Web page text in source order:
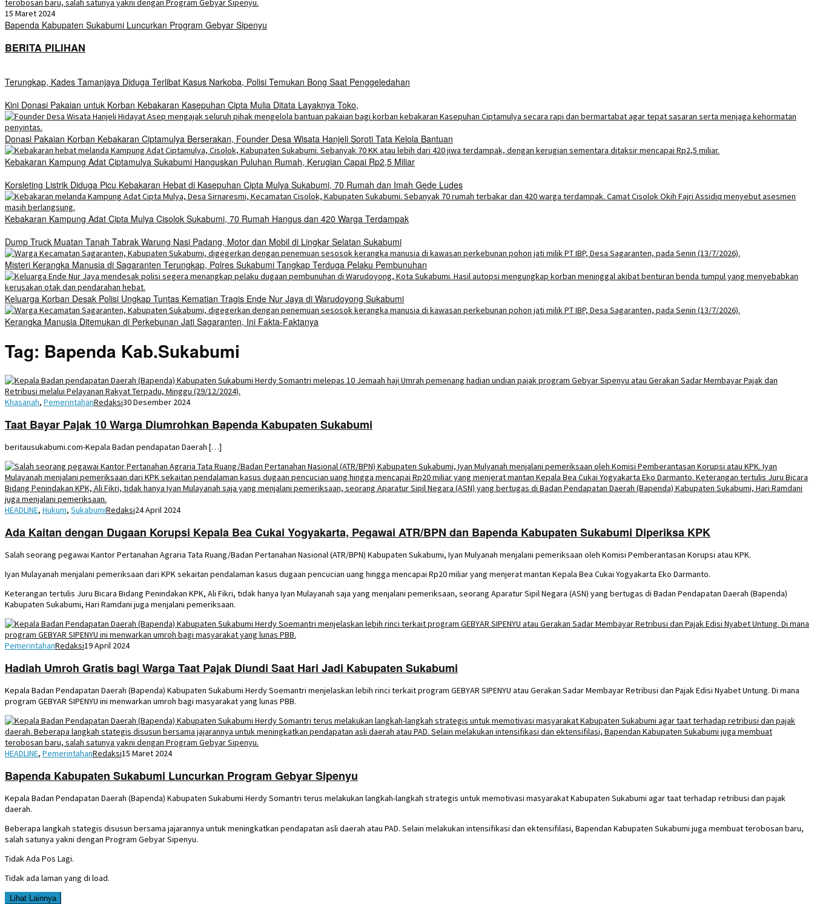
15 Maret 2024
Bapenda Kabupaten Sukabumi Luncurkan Program Gebyar Sipenyu
BERITA PILIHAN
Terungkap, Kades Tamanjaya Diduga Terlibat Kasus Narkoba, Polisi Temukan Bong Saat Penggeledahan
Kini Donasi Pakaian untuk Korban Kebakaran Kasepuhan Cipta Mulia Ditata Layaknya Toko,
Donasi Pakaian Korban Kebakaran Ciptamulya Berserakan, Founder Desa Wisata Hanjeli Soroti Tata Kelola Bantuan
Kebakaran Kampung Adat Ciptamulya Sukabumi Hanguskan Puluhan Rumah, Kerugian Capai Rp2,5 Miliar
Korsleting Listrik Diduga Picu Kebakaran Hebat di Kasepuhan Cipta Mulya Sukabumi, 70 Rumah dan Imah Gede Ludes
Kebakaran Kampung Adat Cipta Mulya Cisolok Sukabumi, 70 Rumah Hangus dan 420 Warga Terdampak
Dump Truck Muatan Tanah Tabrak Warung Nasi Padang, Motor dan Mobil di Lingkar Selatan Sukabumi
Misteri Kerangka Manusia di Sagaranten Terungkap, Polres Sukabumi Tangkap Terduga Pelaku Pembunuhan
Keluarga Korban Desak Polisi Ungkap Tuntas Kematian Tragis Ende Nur Jaya di Warudoyong Sukabumi
Kerangka Manusia Ditemukan di Perkebunan Jati Sagaranten, Ini Fakta-Faktanya
Tag: Bapenda Kab.Sukabumi
Khasanah, PemerintahanRedaksi30 Desember 2024
Taat Bayar Pajak 10 Warga Diumrohkan Bapenda Kabupaten Sukabumi
beritausukabumi.com-Kepala Badan pendapatan Daerah […]
HEADLINE, Hukum, SukabumiRedaksi24 April 2024
Ada Kaitan dengan Dugaan Korupsi Kepala Bea Cukai Yogyakarta, Pegawai ATR/BPN dan Bapenda Kabupaten Sukabumi Diperiksa KPK
Salah seorang pegawai Kantor Pertanahan Agraria Tata Ruang/Badan Pertanahan Nasional (ATR/BPN) Kabupaten Sukabumi, Iyan Mulyanah menjalani pemeriksaan oleh Komisi Pemberantasan Korupsi atau KPK.
Iyan Mulayanah menjalani pemeriksaan dari KPK sekaitan pendalaman kasus dugaan pencucian uang hingga mencapai Rp20 miliar yang menjerat mantan Kepala Bea Cukai Yogyakarta Eko Darmanto.
Keterangan tertulis Juru Bicara Bidang Penindakan KPK, Ali Fikri, tidak hanya Iyan Mulayanah saja yang menjalani pemeriksaan, seorang Aparatur Sipil Negara (ASN) yang bertugas di Badan Pendapatan Daerah (Bapenda)
Kabupaten Sukabumi, Hari Ramdani juga menjalani pemeriksaan.
PemerintahanRedaksi19 April 2024
Hadiah Umroh Gratis bagi Warga Taat Pajak Diundi Saat Hari Jadi Kabupaten Sukabumi
Kepala Badan Pendapatan Daerah (Bapenda) Kabupaten Sukabumi Herdy Soemantri menjelaskan lebih rinci terkait program GEBYAR SIPENYU atau Gerakan Sadar Membayar Retribusi dan Pajak Edisi Nyabet Untung. Di mana
program GEBYAR SIPENYU ini menwarkan umroh bagi masyarakat yang lunas PBB.
HEADLINE, PemerintahanRedaksi15 Maret 2024
Bapenda Kabupaten Sukabumi Luncurkan Program Gebyar Sipenyu
Kepala Badan Pendapatan Daerah (Bapenda) Kabupaten Sukabumi Herdy Somantri terus melakukan langkah-langkah strategis untuk memotivasi masyarakat Kabupaten Sukabumi agar taat terhadap retribusi dan pajak
daerah.
Beberapa langkah stategis disusun bersama jajarannya untuk meningkatkan pendapatan asli daerah atau PAD. Selain melakukan intensifikasi dan ektensifilasi, Bapendan Kabupaten Sukabumi juga membuat terobosan baru,
salah satunya yakni dengan Program Gebyar Sipenyu.
Tidak Ada Pos Lagi.
Tidak ada laman yang di load.
Lihat Lainnya